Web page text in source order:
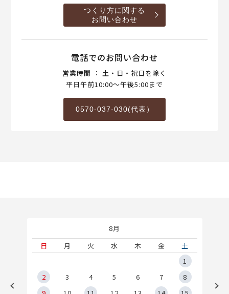
つくり方に関する
お問い合わせ
電話でのお問い合わせ
営業時間 ： 土・日・祝日を除く
平日午前10:00～午後5:00まで
0570-037-030(代表）
8月
日
月 火 水 木 金
土
1
2
3 4 5 6 7
8